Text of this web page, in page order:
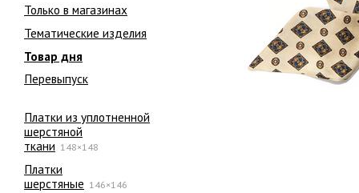
Только в магазинах
Тематические изделия
Товар дня
Перевыпуск
Платки из уплотненной
шерстяной
ткани 148×148
Платки
шерстяные 146×146